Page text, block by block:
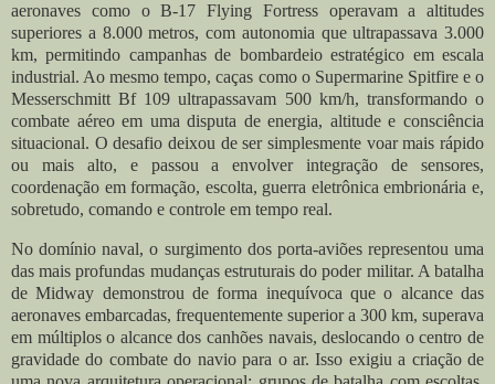
aeronaves como o B-17 Flying Fortress operavam a altitudes
superiores a 8.000 metros, com autonomia que ultrapassava 3.000
km, permitindo campanhas de bombardeio estratégico em escala
industrial. Ao mesmo tempo, caças como o Supermarine Spitfire e o
Messerschmitt Bf 109 ultrapassavam 500 km/h, transformando o
combate aéreo em uma disputa de energia, altitude e consciência
situacional. O desafio deixou de ser simplesmente voar mais rápido
ou mais alto, e passou a envolver integração de sensores,
coordenação em formação, escolta, guerra eletrônica embrionária e,
sobretudo, comando e controle em tempo real.
No domínio naval, o surgimento dos porta-aviões representou uma
das mais profundas mudanças estruturais do poder militar. A batalha
de Midway demonstrou de forma inequívoca que o alcance das
aeronaves embarcadas, frequentemente superior a 300 km, superava
em múltiplos o alcance dos canhões navais, deslocando o centro de
gravidade do combate do navio para o ar. Isso exigiu a criação de